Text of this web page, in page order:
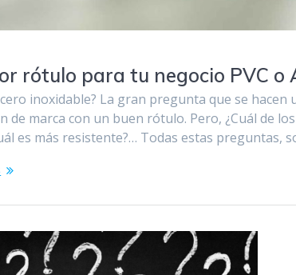
rótulo para tu negocio PVC o
inoxidable? La gran pregunta que se
de marca con un buen rótulo. Pero, ¿Cuál de
es más resistente?… Todas estas preguntas,